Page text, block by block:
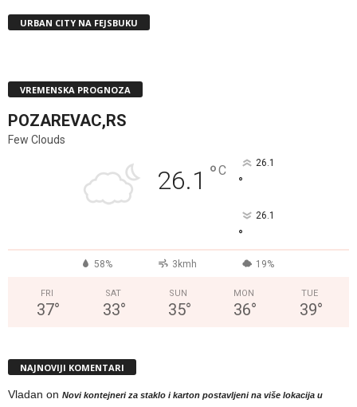
URBAN CITY NA FEJSBUKU
VREMENSKA PROGNOZA
POZAREVAC,RS
Few Clouds
26.1 °C 26.1
°
26.1
°
58% 3kmh 19%
FRI
37°
SAT
33°
SUN
35°
MON
36°
TUE
39°
NAJNOVIJI KOMENTARI
Vladan on Novi kontejneri za staklo i karton postavljeni na više lokacija u